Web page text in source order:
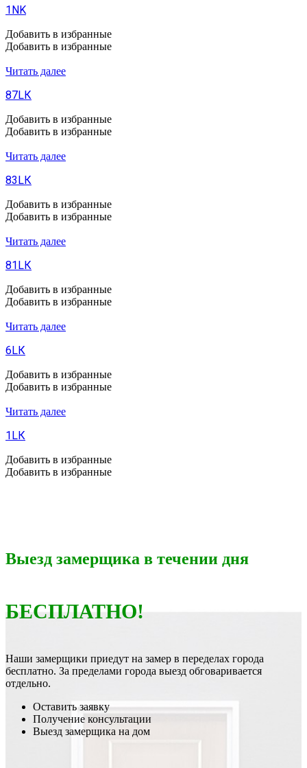
1NK
Добавить в избранные
Добавить в избранные
Читать далее
87LК
Добавить в избранные
Добавить в избранные
Читать далее
83LК
Добавить в избранные
Добавить в избранные
Читать далее
81LК
Добавить в избранные
Добавить в избранные
Читать далее
6LК
Добавить в избранные
Добавить в избранные
Читать далее
1LК
Добавить в избранные
Добавить в избранные
Выезд замерщика в течении дня
БЕСПЛАТНО!
Наши замерщики приедут на замер в переделах города
бесплатно. За пределами города выезд обговаривается
отдельно.
Оставить заявку
Получение консультации
Выезд замерщика на дом